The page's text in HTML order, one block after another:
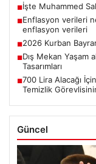
■İşte Muhammed
■Enflasyon verileri
enflasyon verileri
■2026 Kurban
■Dış Mekan Yaşam
Tasarımları
■700 Lira Alacağı
Temizlik
Güncel